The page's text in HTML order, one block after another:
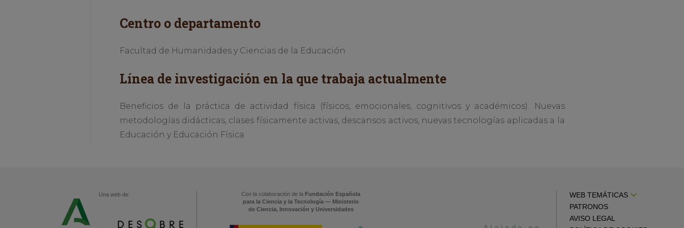
Centro o departamento
Facultad de Humanidades y Ciencias de la Educación
Línea de investigación en la que trabaja actualmente
Beneficios de la práctica de actividad física (físicos, emocionales, cognitivos y académicos). Nuevas
metodologías didácticas, clases físicamente activas, descansos activos, nuevas tecnologías aplicadas a la
Educación y Educación Física
Una web de: Con la colaboración de la Fundación Española
para la Ciencia y la Tecnología — Ministerio
de Ciencia, Innovación y Universidades
WEB TEMÁTICAS
PATRONOS
AVISO LEGAL